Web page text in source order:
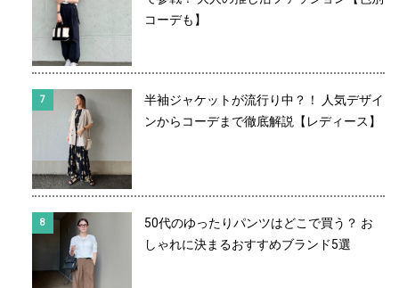
コーデも】
半袖ジャケットが流行り中？！ 人気デザイ
ンからコーデまで徹底解説【レディース】
50代のゆったりパンツはどこで買う？ お
しゃれに決まるおすすめブランド5選